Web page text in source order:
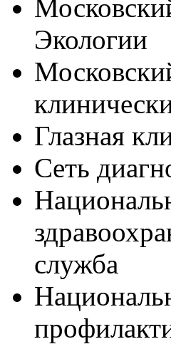
Экологии
Глазная
Сеть
служба